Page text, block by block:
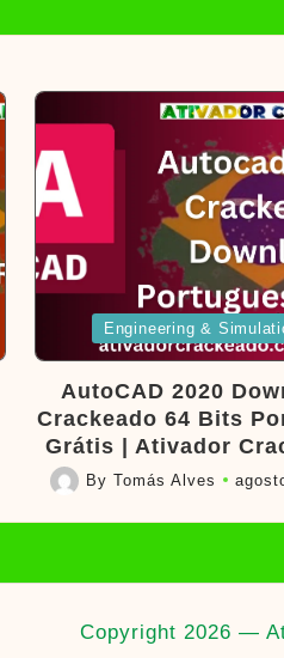
Posted
in
Engineering &
AutoCAD 2020
Crackeado 64 Bits
Grátis | Ativador
Posted
by
By Tomás Alves
Copyright 2026 —